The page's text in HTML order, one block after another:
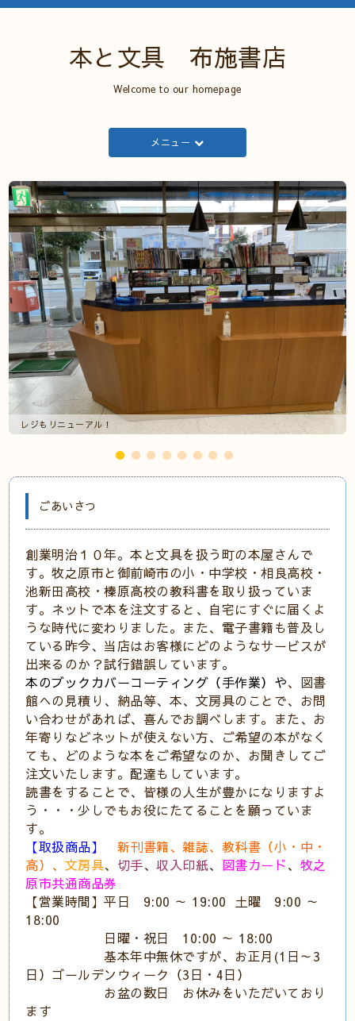
本と文具 布施書店
Welcome to our homepage
メニュー
レジもリニューアル！
ごあいさつ
創業明治１０年。本と文具を扱う町の本屋さんで
す。牧之原市と御前崎市の小・中学校・相良高校・
池新田高校・榛原高校の教科書を取り扱っていま
す。 ネットで本を注文すると、自宅にすぐに届くよ
うな時代に変わりました。また、電子書籍も普及し
ている昨今、当店はお客様にどのようなサービスが
出来るのか？試行錯誤しています。
本のブックカバーコーティング（手作業）や、図書
館への見積り、納品等、本、文房具のことで、お問
い合わせがあれば、喜んでお調べします。また、お
年寄りなどネットが使えない方、ご希望の本がなく
ても、どのような本をご希望なのか、お聞きしてご
注文いたします。配達もしています。
読書をすることで、皆様の人生が豊かになりますよ
う・・・少しでもお役にたてることを願っていま
す。
【取扱商品】
新刊書籍、雑誌、教科書（小・中・
高）、 文房具、 切手、収入印紙、 図書カード、 牧之
原市共通商品券
【営業時間】平日 9:00 ～ 19:00 土曜 9:00 ～
18:00
日曜・祝日 10:00 ～ 18:00
基本年中無休ですが、お正月(1日～3
日）ゴールデンウィーク（3日・4日）
お盆の数日 お休みをいただいており
ます